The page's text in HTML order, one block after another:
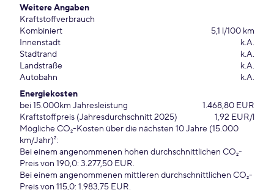
Weitere Angaben
Kraftstoffverbrauch
Kombiniert
5,1 l/100 km
Innenstadt
k.A.
Stadtrand
k.A.
Landstraße
k.A.
Autobahn
k.A.
Energiekosten
bei 15.000km Jahresleistung
1.468,80 EUR
Kraftstoffpreis (Jahresdurchschnitt 2025)
1,92 EUR/l
Mögliche CO₂-Kosten über die nächsten 10 Jahre (15.000
km/Jahr)²:
Bei einem angenommenen hohen durchschnittlichen CO₂-
Preis von 190,0: 3.277,50 EUR.
Bei einem angenommenen mittleren durchschnittlichen CO₂-
Preis von 115,0: 1.983,75 EUR.